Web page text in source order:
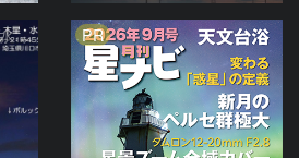
夕空の月と金星・木星・水星の接近 2026/6/18 PR